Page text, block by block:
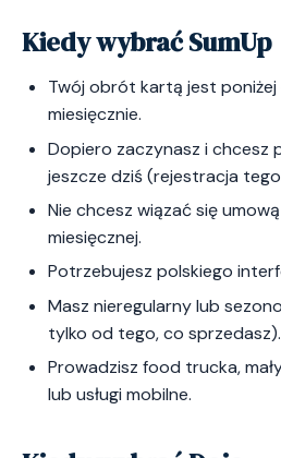
Kiedy wybrać SumUp
Twój obrót kartą jest poniżej
miesięcznie.
Dopiero zaczynasz i chcesz
jeszcze dziś (rejestracja
Nie chcesz wiązać się
miesięcznej.
Potrzebujesz polskiego
Masz nieregularny lub
tylko od tego, co sprzedasz).
Prowadzisz food trucka,
lub usługi mobilne.